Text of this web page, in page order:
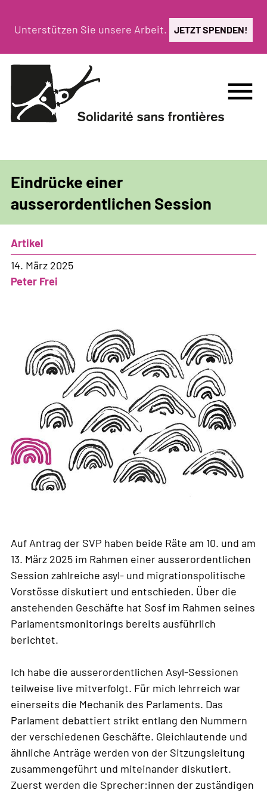
zumUnterstützen Sie unsere Arbeit. JETZT SPENDEN!
menu
Eindrücke einer
ausserordentlichen Session
Artikel
14. März 2025
Peter Frei
Auf Antrag der SVP haben beide Räte am 10. und am
13. März 2025 im Rahmen einer ausserordentlichen
Session zahlreiche asyl- und migrationspolitische
Vorstösse diskutiert und entschieden. Über die
anstehenden Geschäfte hat Sosf im Rahmen seines
Parlamentsmonitorings bereits ausführlich
berichtet.
Ich habe die ausserordentlichen Asyl-Sessionen
teilweise live mitverfolgt. Für mich lehrreich war
einerseits die Mechanik des Parlaments. Das
Parlament debattiert strikt entlang den Nummern
der verschiedenen Geschäfte. Gleichlautende und
ähnliche Anträge werden von der Sitzungsleitung
zusammengeführt und miteinander diskutiert.
Zuerst werden die Sprecher:innen der zuständigen